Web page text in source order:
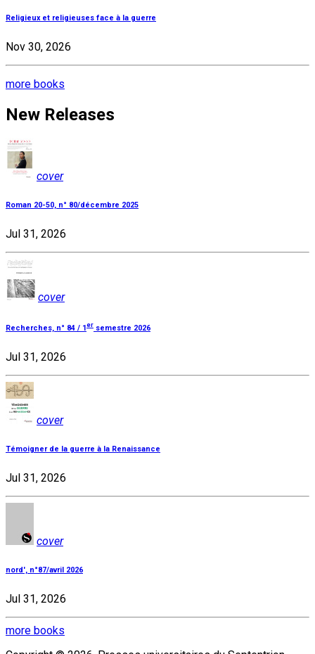
Religieux et religieuses face à la guerre
Nov 30, 2026
more books
New Releases
cover
Roman 20-50, n° 80/décembre 2025
Jul 31, 2026
cover
Recherches, n° 84 / 1er semestre 2026
Jul 31, 2026
cover
Témoigner de la guerre à la Renaissance
Jul 31, 2026
cover
nord', n°87/avril 2026
Jul 31, 2026
more books